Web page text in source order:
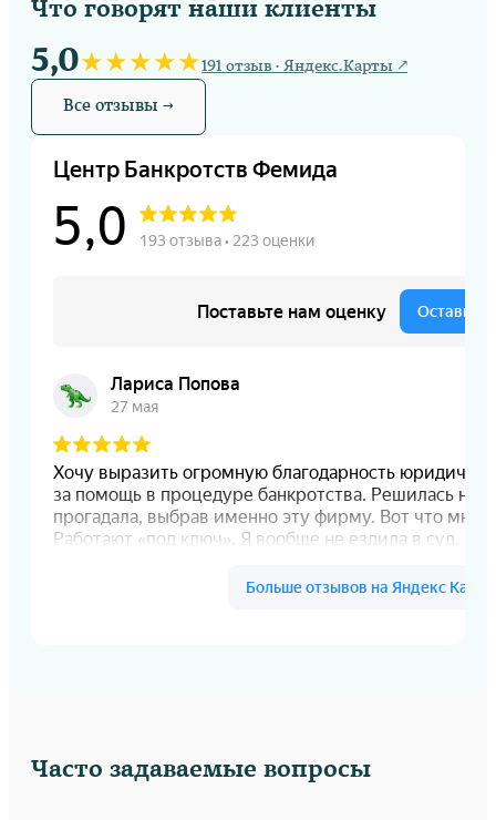
Что говорят наши клиенты
5,0★★★★★191 отзыв · Яндекс.Карты ↗
Все отзывы →
Часто задаваемые вопросы